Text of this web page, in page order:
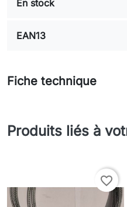
En stock
EAN13
Fiche technique
Produits liés à
favorite_border